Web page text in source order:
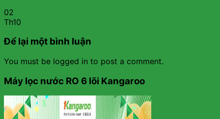
02
Th10
Để lại một bình luận
You must be logged in to post a comment.
Máy lọc nước RO 6 lõi Kangaroo